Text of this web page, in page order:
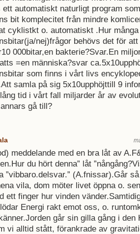
ett automatiskt naturligt program
bit komplecitet från mindre
cyklistkt o. automatiskt .Hur många
nej)frågor behövs det för
000bitar,en bakterie?Svar.En
=en människa?svar
som finns i vårt livs
samla på sig 5x10upphöjttill 9
tid i vårt fall miljarder år av
gå till?
meddelande med en bra låt av
du hört denna” låt
”vibbaro.delsvar.” (A.fnissar).Går
vila, dom möter livet öppna o.
ett finger hur vinden
Energi rakt emot oss, o.
går sin gilla gång i den
vi alltid stått, förankrade av